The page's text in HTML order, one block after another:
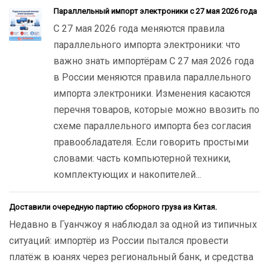
Параллельный импорт электроники с 27 мая 2026 года
С 27 мая 2026 года меняются правила
параллельного импорта электроники: что
важно знать импортёрам С 27 мая 2026 года
в России меняются правила параллельного
импорта электроники. Изменения касаются
перечня товаров, которые можно ввозить по
схеме параллельного импорта без согласия
правообладателя. Если говорить простыми
словами: часть компьютерной техники,
комплектующих и накопителей...
Доставили очередную партию сборного груза из Китая.
Недавно в Гуанчжоу я наблюдал за одной из типичных
ситуаций: импортёр из России пытался провести
платёж в юанях через региональный банк, и средства